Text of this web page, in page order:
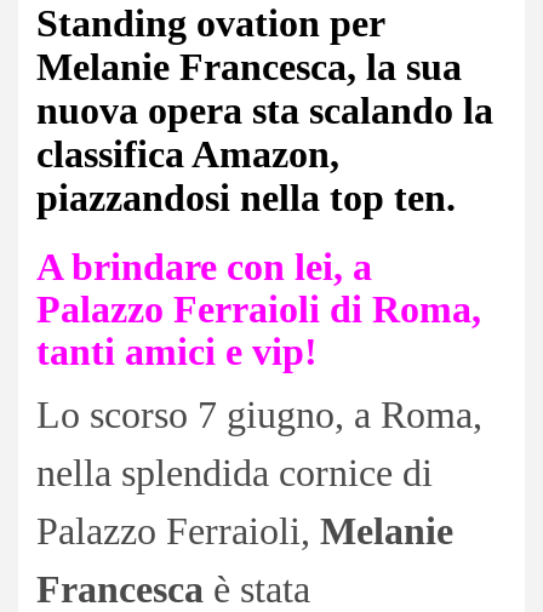
Standing ovation per
Melanie Francesca, la sua
nuova opera sta scalando la
classifica Amazon,
piazzandosi nella top ten.
A brindare con lei, a
Palazzo Ferraioli di Roma,
tanti amici e vip!
Lo scorso 7 giugno, a Roma,
nella splendida cornice di
Palazzo Ferraioli, Melanie
Francesca è stata